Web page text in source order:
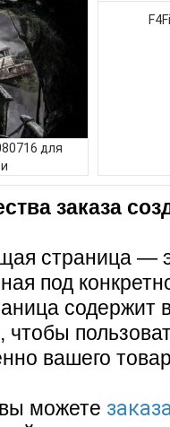
для
заказа
страница —
под
содержит
вашего
можете